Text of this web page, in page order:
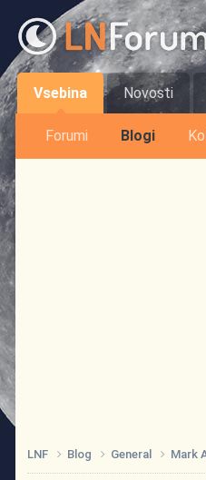
Vsebina
Forumi Blogi
Novosti
LNF Blog General Mark